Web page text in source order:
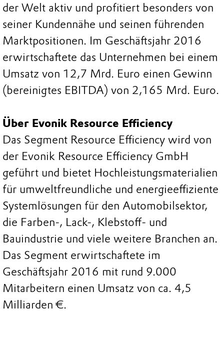
der Welt aktiv und profitiert besonders von
seiner Kundennähe und seinen führenden
Marktpositionen. Im Geschäftsjahr 2016
erwirtschaftete das Unternehmen bei einem
Umsatz von 12,7 Mrd. Euro einen Gewinn
(bereinigtes EBITDA) von 2,165 Mrd. Euro.
Über Evonik Resource Efficiency
Das Segment Resource Efficiency wird von
der Evonik Resource Efficiency GmbH
geführt und bietet Hochleistungsmaterialien
für umweltfreundliche und energieeffiziente
Systemlösungen für den Automobilsektor,
die Farben-, Lack-, Klebstoff- und
Bauindustrie und viele weitere Branchen an.
Das Segment erwirtschaftete im
Geschäftsjahr 2016 mit rund 9.000
Mitarbeitern einen Umsatz von ca. 4,5
Milliarden €.